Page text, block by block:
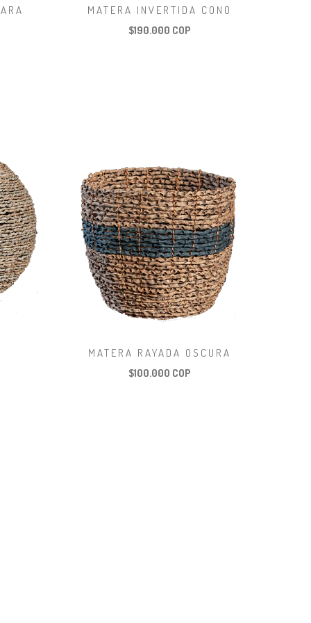
MATERA INVERTIDA CONO
$190.000 COP
MATERA RAYADA OSCURA
$100.000 COP